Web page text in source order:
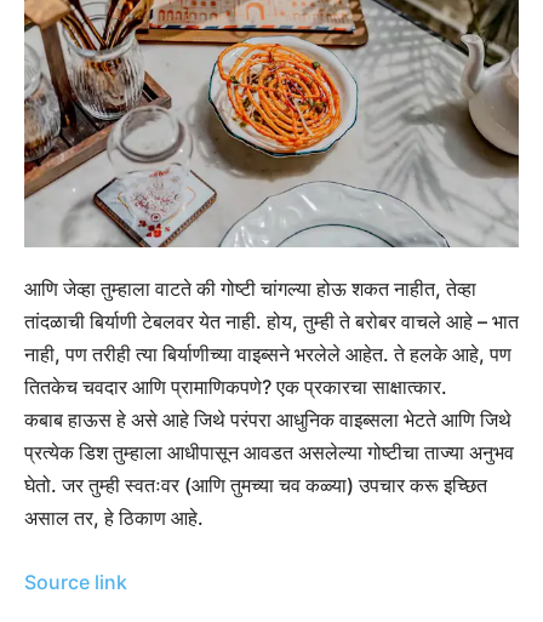
आणि जेव्हा तुम्हाला वाटते की गोष्टी चांगल्या होऊ शकत नाहीत, तेव्हा
तांदळाची बिर्याणी टेबलवर येत नाही. होय, तुम्ही ते बरोबर वाचले आहे – भात
नाही, पण तरीही त्या बिर्याणीच्या वाइब्सने भरलेले आहेत. ते हलके आहे, पण
तितकेच चवदार आणि प्रामाणिकपणे? एक प्रकारचा साक्षात्कार.
कबाब हाऊस हे असे आहे जिथे परंपरा आधुनिक वाइब्सला भेटते आणि जिथे
प्रत्येक डिश तुम्हाला आधीपासून आवडत असलेल्या गोष्टीचा ताज्या अनुभव
घेतो. जर तुम्ही स्वतःवर (आणि तुमच्या चव कळ्या) उपचार करू इच्छित
असाल तर, हे ठिकाण आहे.
Source link